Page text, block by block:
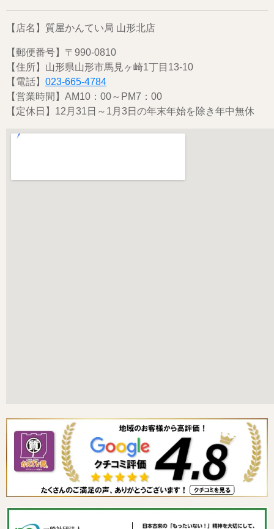
【店名】質屋かんてい局 山形北店
【郵便番号】〒990-0810
【住所】山形県山形市馬見ヶ崎1丁目13-10
【電話】 023-665-4784
【営業時間】AM10：00～PM7：00
【定休日】12月31日～1月3日の年末年始を除き年中無休